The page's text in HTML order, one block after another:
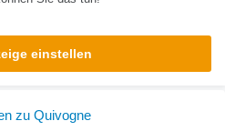
einstellen
zu Quivogne